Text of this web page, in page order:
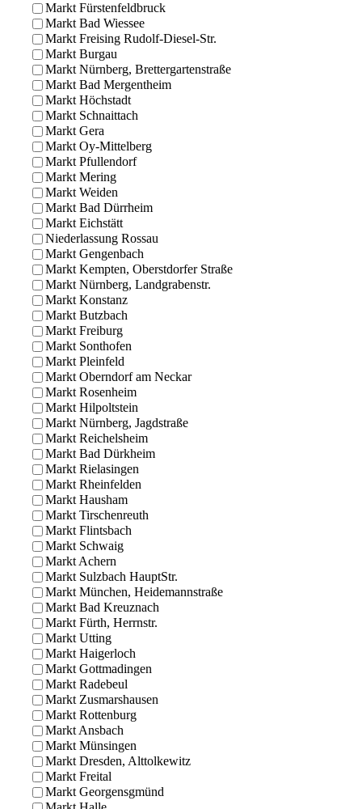
Markt Fürstenfeldbruck
Markt Bad Wiessee
Markt Freising Rudolf-Diesel-Str.
Markt Burgau
Markt Nürnberg, Brettergartenstraße
Markt Bad Mergentheim
Markt Höchstadt
Markt Schnaittach
Markt Gera
Markt Oy-Mittelberg
Markt Pfullendorf
Markt Mering
Markt Weiden
Markt Bad Dürrheim
Markt Eichstätt
Niederlassung Rossau
Markt Gengenbach
Markt Kempten, Oberstdorfer Straße
Markt Nürnberg, Landgrabenstr.
Markt Konstanz
Markt Butzbach
Markt Freiburg
Markt Sonthofen
Markt Pleinfeld
Markt Oberndorf am Neckar
Markt Rosenheim
Markt Hilpoltstein
Markt Nürnberg, Jagdstraße
Markt Reichelsheim
Markt Bad Dürkheim
Markt Rielasingen
Markt Rheinfelden
Markt Hausham
Markt Tirschenreuth
Markt Flintsbach
Markt Schwaig
Markt Achern
Markt Sulzbach HauptStr.
Markt München, Heidemannstraße
Markt Bad Kreuznach
Markt Fürth, Herrnstr.
Markt Utting
Markt Haigerloch
Markt Gottmadingen
Markt Radebeul
Markt Zusmarshausen
Markt Rottenburg
Markt Ansbach
Markt Münsingen
Markt Dresden, Alttolkewitz
Markt Freital
Markt Georgensgmünd